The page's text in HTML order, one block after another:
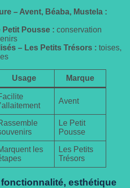
– Avent, Béaba, Mustela :
Petit Pousse : conservation
– Les Petits Trésors : toises,
Usage Marque
l’allaitement
Avent
Le Petit
Pousse
les
Les Petits
Trésors
esthétique